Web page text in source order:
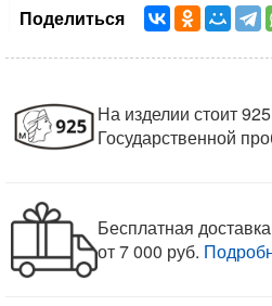
Поделиться
На изделии стоит
Государственной
Бесплатная
от 7 000 руб.